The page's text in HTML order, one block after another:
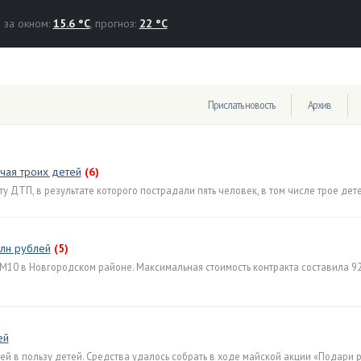
за окном: 15.6 °C, прогноз: 22 °C
Прислать новость Архив
троих детей (6)
в результате которого пострадали пять человек, в том числе трое
рублей (5)
в Новгородском районе. Максимальная стоимость контракта составила
пользу детей. Средства удалось собрать в ходе майской акции «Подари